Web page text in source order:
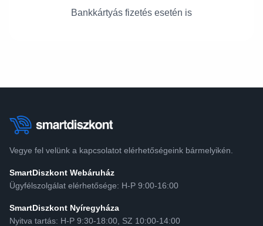
Bankkártyás fizetés esetén is
Vegye fel velünk a kapcsolatot elérhetőségeink bármelyikén.
SmartDiszkont Webáruház
Ügyfélszolgálat elérhetősége: H-P 9:00-16:00
SmartDiszkont Nyíregyháza
Nyitva tartás: H-P 9:30-18:00, SZ 10:00-14:00